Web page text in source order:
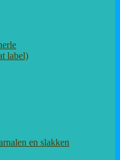
label)
en slakken